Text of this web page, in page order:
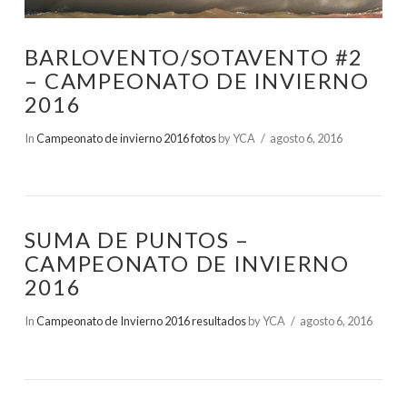
BARLOVENTO/SOTAVENTO #2
– CAMPEONATO DE INVIERNO
2016
InCampeonato de invierno 2016 fotosby YCA agosto 6, 2016
SUMA DE PUNTOS –
CAMPEONATO DE INVIERNO
2016
InCampeonato de Invierno 2016 resultadosby YCA agosto 6, 2016